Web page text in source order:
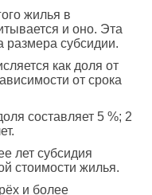
жилья в
и оно. Эта
размера субсидии.
как доля от
от срока
составляет 5 %; 2
лет субсидия
стоимости жилья.
и более